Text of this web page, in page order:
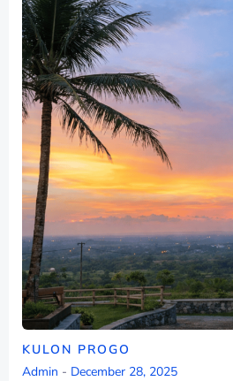
KULON PROGO
Admin - December 28, 2025